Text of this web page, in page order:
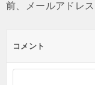
前、メールアドレ
コメント